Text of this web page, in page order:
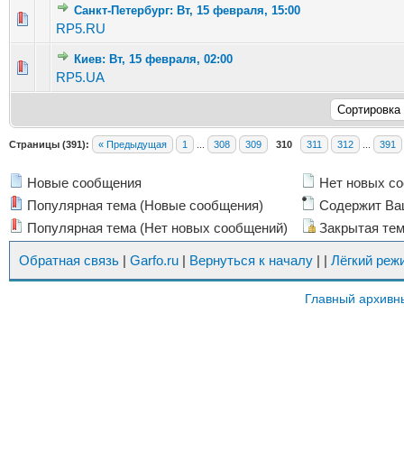
Санкт-Петербург: Вт, 15 февраля, 15:00
RP5.RU
Голосов: 2 - Средняя оценка: 1 из 5
1234 5
Киев: Вт, 15 февраля, 02:00
RP5.UA
Голосов: 1 - Средняя оценка: 1 из 5
1 2345
Страницы (391): « Предыдущая 1 308 309 310 311 312 391
Новые сообщения
Популярная тема (Новые сообщения)
Популярная тема (Нет новых сообщений)
Нет новых
Содержит
Закрытая
Обратная связь | Garfo.ru | Вернуться к началу | | Лёгкий
Главный